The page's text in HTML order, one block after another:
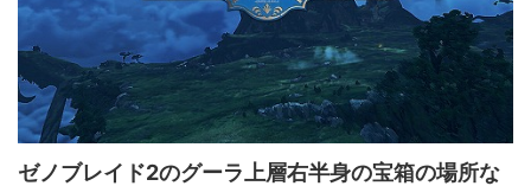
ゼノブレイド2のグーラ上層右半身の宝箱の場所な